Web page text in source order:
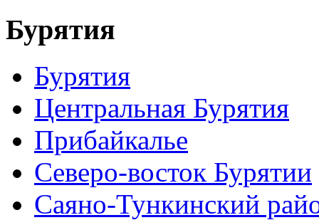
Бурятия
Бурятия
Центральная Бурятия
Прибайкалье
Северо-восток Бурятии
Саяно-Тункинский